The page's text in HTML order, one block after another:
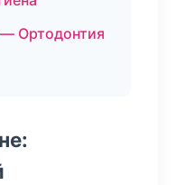
Ортодонтия